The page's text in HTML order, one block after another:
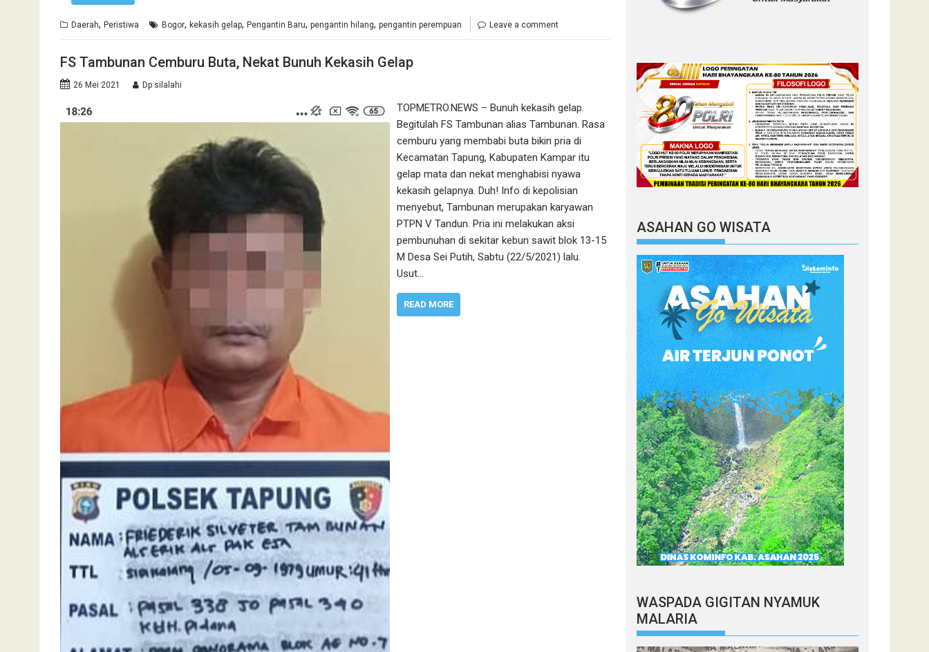
Daerah, Peristiwa Bogor, kekasih gelap, Pengantin Baru, pengantin hilang, pengantin perempuan Leave a comment
FS Tambunan Cemburu Buta, Nekat Bunuh Kekasih Gelap
26 Mei 2021 Dp silalahi
TOPMETRO.NEWS – Bunuh kekasih gelap.
Begitulah FS Tambunan alias Tambunan. Rasa
cemburu yang membabi buta bikin pria di
Kecamatan Tapung, Kabupaten Kampar itu
gelap mata dan nekat menghabisi nyawa
kekasih gelapnya. Duh! Info di kepolisian
menyebut, Tambunan merupakan karyawan
PTPN V Tandun. Pria ini melakukan aksi
pembunuhan di sekitar kebun sawit blok 13-15
M Desa Sei Putih, Sabtu (22/5/2021) lalu.
Usut…
READ MORE
ASAHAN GO WISATA
WASPADA GIGITAN NYAMUK
MALARIA